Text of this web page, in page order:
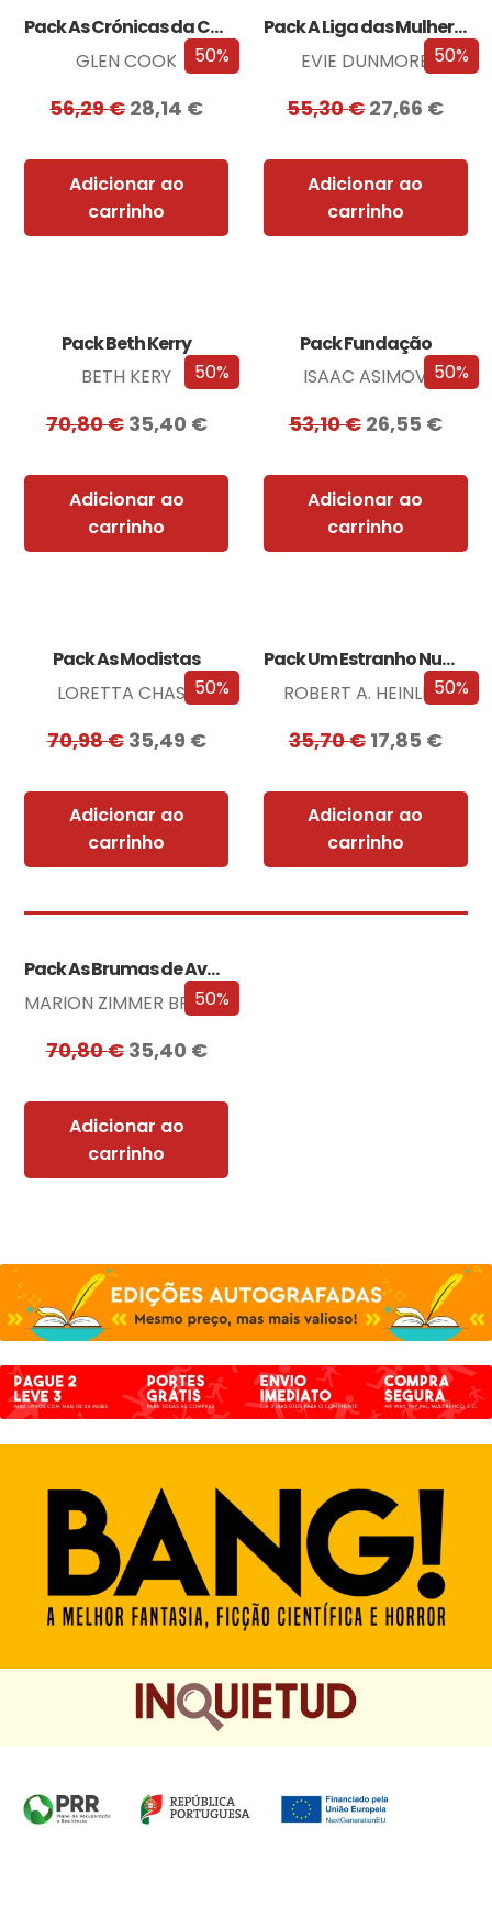
50%
Pack As Crónicas da Companhia Negra
GLEN COOK
56,29€28,14 €
Adicionar ao
carrinho
50%
Pack A Liga das Mulheres Extraordinárias
EVIE DUNMORE
55,30€27,66 €
Adicionar ao
carrinho
50%
Pack Beth Kerry
BETH KERY
70,80€ 35,40 €
Adicionar ao
carrinho
50%
Pack Fundação
ISAAC ASIMOV
53,10€ 26,55 €
Adicionar ao
carrinho
50%
Pack As Modistas
LORETTA CHASE
70,98€ 35,49 €
Adicionar ao
carrinho
50%
Pack Um Estranho Numa Terra Estranha
ROBERT A. HEINLEIN
35,70€ 17,85 €
Adicionar ao
carrinho
50%
Pack As Brumas de Avalon
MARION ZIMMER BRADLEY
70,80€ 35,40 €
Adicionar ao
carrinho